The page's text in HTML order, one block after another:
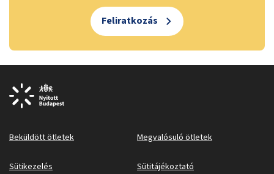
Feliratkozás
Beküldött ötletek Megvalósuló ötletek
Sütikezelés Sütitájékoztató